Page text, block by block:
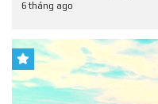
6 tháng ago